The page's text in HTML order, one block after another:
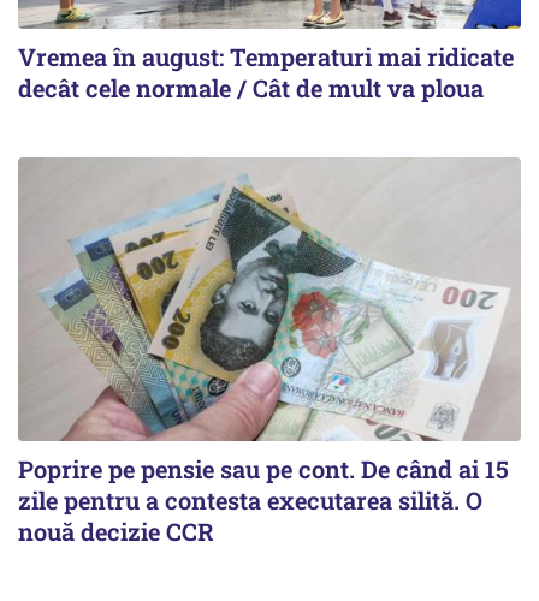
Vremea în august: Temperaturi mai ridicate
decât cele normale / Cât de mult va ploua
Poprire pe pensie sau pe cont. De când ai 15
zile pentru a contesta executarea silită. O
nouă decizie CCR